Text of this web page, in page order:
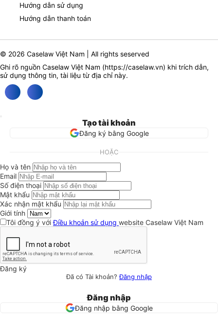
Hướng dẫn sử dụng
Hướng dẫn thanh toán
© 2026 Caselaw Việt Nam | All rights seserved
Ghi rõ nguồn Caselaw Việt Nam (https://caselaw.vn) khi trích dẫn,
sử dụng thông tin, tài liệu từ địa chỉ này.
Tạo tài khoản
Đăng ký bằng Google
HOẶC
Họ và tên
Email
Số điện thoại
Mật khẩu
Xác nhận mật khẩu
Giới tính
Tôi đồng ý vớiĐiều khoản sử dụng website Caselaw Việt Nam
Đăng ký
Đã có Tài khoản?Đăng nhập
Đăng nhập
Đăng nhập bằng Google